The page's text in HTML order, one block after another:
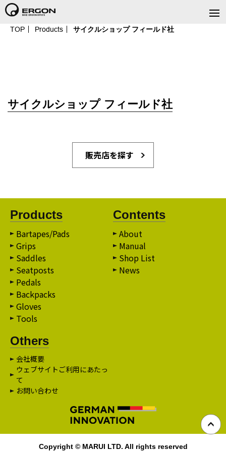
TOP Products サイクルショップ フィールド社
サイクルショップ フィールド社
販売店を探す
Products
Bartapes/Pads
Grips
Saddles
Seatposts
Pedals
Backpacks
Gloves
Tools
Contents
About
Manual
Shop List
News
Others
会社概要
ウェブサイトご利用にあたっ
て
お問い合わせ
Copyright © MARUI LTD. All rights reserved